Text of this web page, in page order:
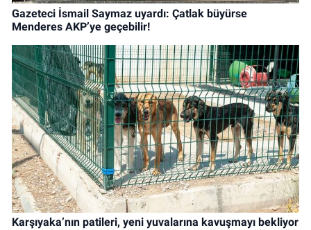
Gazeteci İsmail Saymaz uyardı: Çatlak büyürse
Menderes AKP’ye geçebilir!
Karşıyaka’nın patileri, yeni yuvalarına kavuşmayı bekliyor